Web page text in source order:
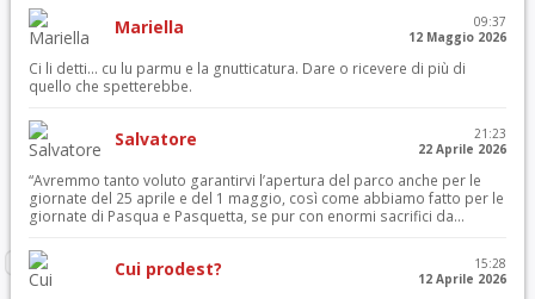
Mariella
09:37
12 Maggio 2026
Ci li detti… cu lu parmu e la gnutticatura. Dare o ricevere di più di
quello che spetterebbe.
Salvatore
21:23
22 Aprile 2026
“Avremmo tanto voluto garantirvi l’apertura del parco anche per le
giornate del 25 aprile e del 1 maggio, così come abbiamo fatto per le
giornate di Pasqua e Pasquetta, se pur con enormi sacrifici da...
Cui prodest?
15:28
12 Aprile 2026